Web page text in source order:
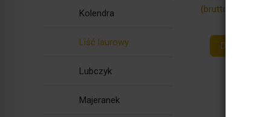
(brutto:
Do koszyka
Kolendra
Liść laurowy
Lubczyk
Majeranek